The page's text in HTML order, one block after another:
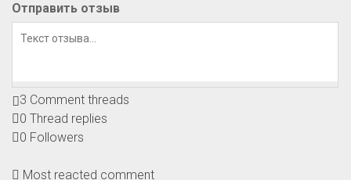
Отправить отзыв
3 Comment threads
0 Thread replies
0 Followers
Most reacted comment